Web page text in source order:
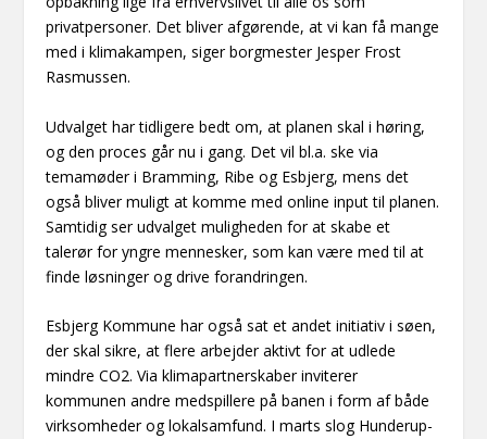
privatpersoner. Det bliver afgørende, at vi kan få mange
med i klimakampen, siger borgmester Jesper Frost
Rasmussen.
Udvalget har tidligere bedt om, at planen skal i høring,
og den proces går nu i gang. Det vil bl.a. ske via
temamøder i Bramming, Ribe og Esbjerg, mens det
også bliver muligt at komme med online input til planen.
Samtidig ser udvalget muligheden for at skabe et
talerør for yngre mennesker, som kan være med til at
finde løsninger og drive forandringen.
Esbjerg Kommune har også sat et andet initiativ i søen,
der skal sikre, at flere arbejder aktivt for at udlede
mindre CO2. Via klimapartnerskaber inviterer
kommunen andre medspillere på banen i form af både
virksomheder og lokalsamfund. I marts slog Hunderup-